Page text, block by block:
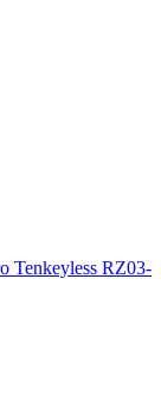
Tenkeyless RZ03-